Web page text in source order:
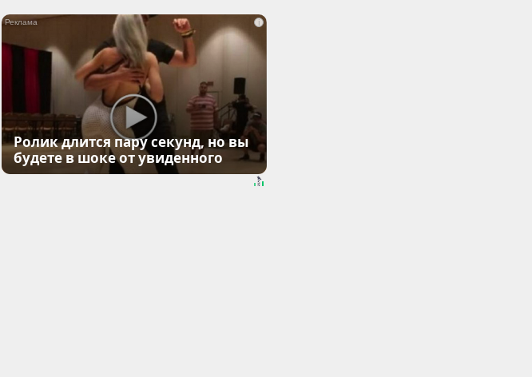
i
Ролик длится пару секунд, но вы
будете в шоке от увиденного